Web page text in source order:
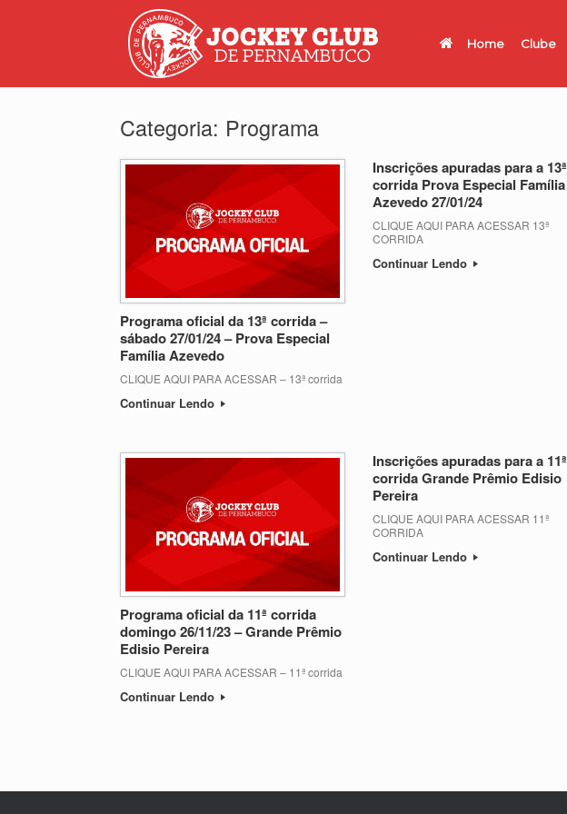
Home Clube
Categoria: Programa
Programa oficial da 13ª corrida –
sábado 27/01/24 – Prova Especial
Família Azevedo
CLIQUE AQUI PARA ACESSAR – 13ª corrida
Continuar Lendo
Inscrições apuradas para a 13ª
corrida Prova Especial Família
Azevedo 27/01/24
CLIQUE AQUI PARA ACESSAR 13ª
CORRIDA
Continuar Lendo
Programa oficial da 11ª corrida
domingo 26/11/23 – Grande Prêmio
Edisio Pereira
CLIQUE AQUI PARA ACESSAR – 11ª corrida
Continuar Lendo
Inscrições apuradas para a 11ª
corrida Grande Prêmio Edisio
Pereira
CLIQUE AQUI PARA ACESSAR 11ª
CORRIDA
Continuar Lendo